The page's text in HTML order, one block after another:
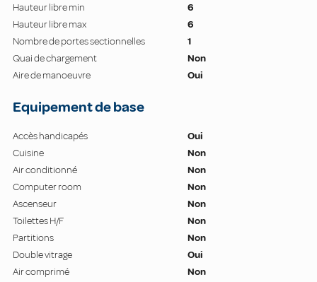
Hauteur libre min
6
Hauteur libre max
6
Nombre de portes sectionnelles
1
Quai de chargement
Non
Aire de manoeuvre
Oui
Equipement de base
Accès handicapés
Oui
Cuisine
Non
Air conditionné
Non
Computer room
Non
Ascenseur
Non
Toilettes H/F
Non
Partitions
Non
Double vitrage
Oui
Air comprimé
Non